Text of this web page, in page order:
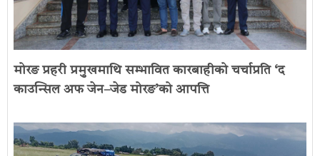
मोरङ प्रहरी प्रमुखमाथि सम्भावित कारबाहीको चर्चाप्रति ‘द
काउन्सिल अफ जेन–जेड मोरङ’को आपत्ति